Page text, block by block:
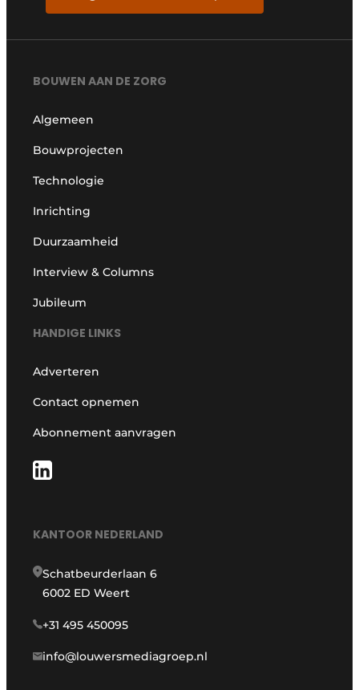
BOUWEN AAN DE ZORG
Algemeen
Bouwprojecten
Technologie
Inrichting
Duurzaamheid
Interview & Columns
Jubileum
HANDIGE LINKS
Adverteren
Contact opnemen
Abonnement aanvragen
KANTOOR NEDERLAND
Schatbeurderlaan 6
6002 ED Weert
+31 495 450095
info@louwersmediagroep.nl